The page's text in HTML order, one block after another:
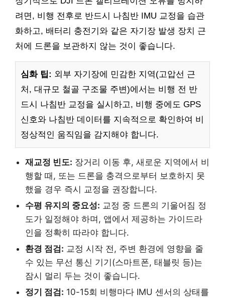
려면, 비행 전후로 반드시 나침반 IMU 교정을 습관
화하고, 배터리 충전기와 같은 자기장 발생 장치 근
처에 드론을 보관하지 않는 것이 좋습니다.
심화 팁: 외부 자기장에 민감한 지역(고압선 근
처, 대규모 철골 구조물 주변)에서는 비행 전 반
드시 나침반 교정을 실시하고, 비행 중에도 GPS
신호와 나침반 데이터를 지속적으로 확인하여 비
정상적인 움직임을 감지해야 합니다.
재교정 빈도: 장거리 이동 후, 새로운 지역에서 비
행할 때, 또는 드론을 충격으로부터 보호하지 못
했을 경우 즉시 교정을 권장합니다.
수평 유지의 중요성: 교정 중 드론의 기울어짐 정
도가 일정해야 하며, 앱에서 제공하는 가이드라
인을 정확히 따라야 합니다.
환경 점검: 교정 시작 전, 주변 환경에 영향을 줄
수 있는 무선 통신 기기(스마트폰, 태블릿 등)는
잠시 멀리 두는 것이 좋습니다.
정기 점검: 10-15회 비행마다 IMU 센서의 상태를